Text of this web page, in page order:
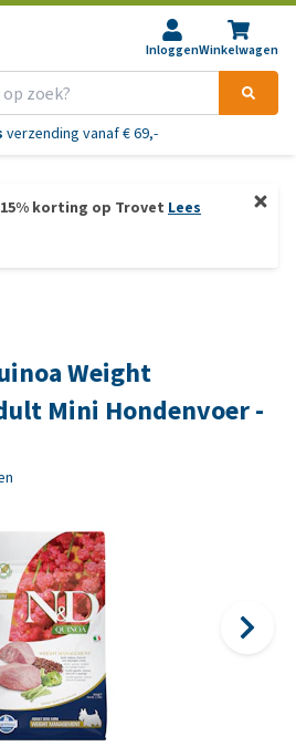
InloggenWinkelwagen
verzending vanaf € 69,-
korting op Trovet Lees
Weight
Mini Hondenvoer -